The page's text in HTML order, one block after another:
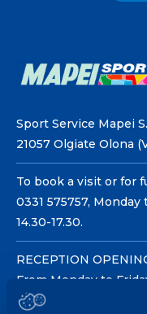
Sport Service Mapei
21057 Olgiate Olona
To book a visit or for
0331 575757,
14.30-17.30.
RECEPTION
From Monday to
08.30 - 18.30